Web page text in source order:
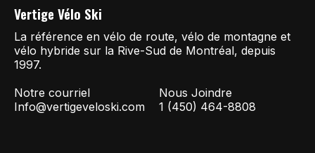
Vertige Vélo Ski
La référence en vélo de route, vélo de montagne et
vélo hybride sur la Rive-Sud de Montréal, depuis
1997.
Notre courriel
Info@vertigeveloski.com
Nous Joindre
1 (450) 464-8808